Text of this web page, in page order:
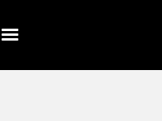
Humanet